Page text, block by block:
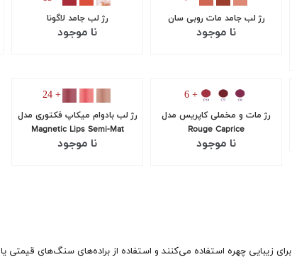
رژ لب جامد مات روبی سان
نا موجود
رژ لب جامد لاگونا
نا موجود
+ 6
رژ مات و مخملی کاپریس مدل
Rouge Caprice
نا موجود
+ 24
رژ لب بادوام میکاپ فکتوری مدل
Magnetic Lips Semi-Mat
نا موجود
برای زیبایی چهره استفاده می‌کنند و استفاده از براده‌های سنگ‌های